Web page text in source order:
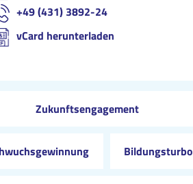
+49 (431) 3892-24
vCard herunterladen
Zukunftsengagement
Bildungsturbo